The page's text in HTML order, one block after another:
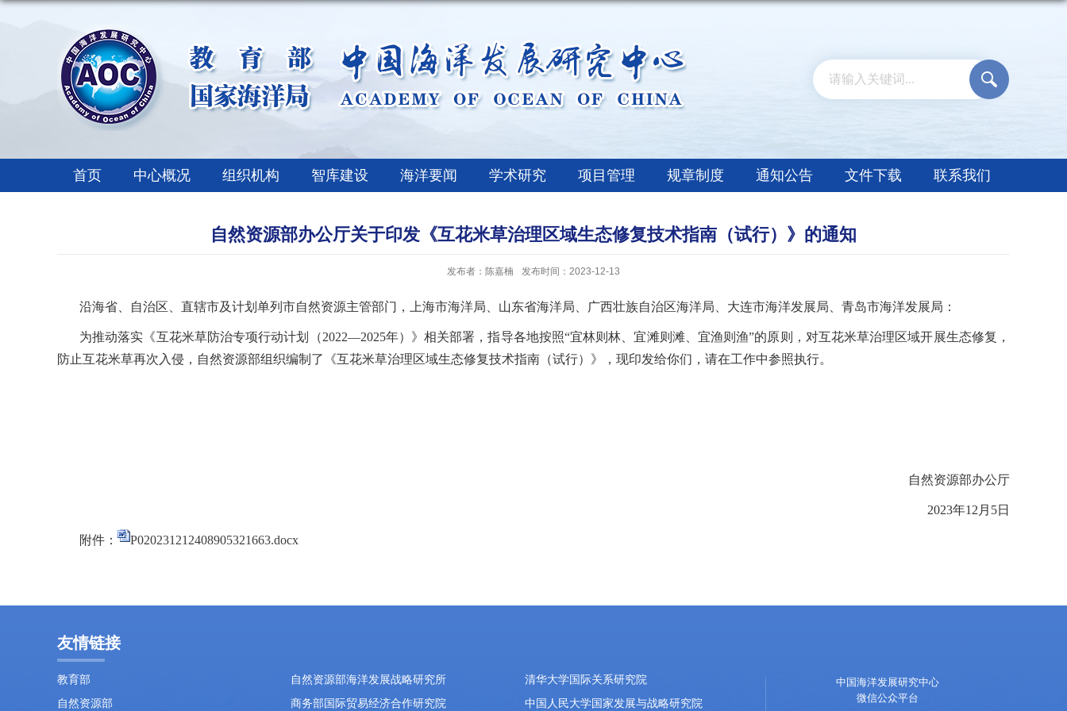
首页 中心概况 组织机构 智库建设 海洋要闻 学术研究 项目管理 规章制度 通知公告 文件下载 联系我们
自然资源部办公厅关于印发《互花米草治理区域生态修复技术指南（试行）》的通知
发布者：陈嘉楠 发布时间：2023-12-13
沿海省、自治区、直辖市及计划单列市自然资源主管部门，上海市海洋局、山东省海洋局、广西壮族自治区海洋局、大连市海洋发展局、青岛市海洋发展局：
为推动落实《互花米草防治专项行动计划（2022—2025年）》相关部署，指导各地按照“宜林则林、宜滩则滩、宜渔则渔”的原则，对互花米草治理区域开展生态修复，
防止互花米草再次入侵，自然资源部组织编制了《互花米草治理区域生态修复技术指南（试行）》，现印发给你们，请在工作中参照执行。
自然资源部办公厅
2023年12 月 5日
附件： P020231212408905321663.docx
友情链接
教育部 自然资源部海洋发展战略研究所
清华大学国际关系研究院
自然资源部
商务部国际贸易经济合作研究院 中国人民大学国家发展与战略研究院
中国海洋发展研究中心
微信公众平台